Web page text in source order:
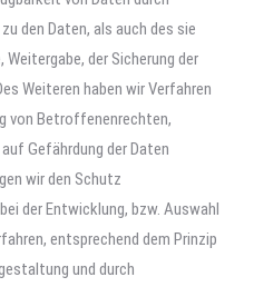
den Daten, als auch des sie
der Sicherung der
Weiteren haben wir Verfahren
von Betroffenenrechten,
Gefährdung der Daten
wir den Schutz
der Entwicklung, bzw. Auswahl
entsprechend dem Prinzip
und durch